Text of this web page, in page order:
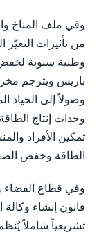
وفي ملف المناخ
من تأثيرات التغيّر
وطنية سنوية لخفض
وحدات إنتاج
تمكين الأفراد
الطاقة وخفض
وفي قطاع الفضاء
قانون إنشاء وكالة
تشريعياً شاملاً